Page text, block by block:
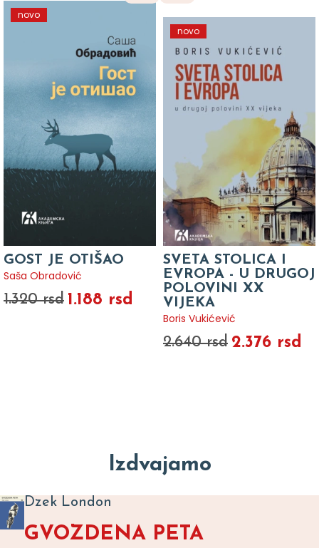
novo
GOST JE OTIŠAO
Saša Obradović
1.320 rsd 1.188 rsd
novo
SVETA STOLICA I
EVROPA - U DRUGOJ
POLOVINI XX
VIJEKA
Boris Vukićević
2.640 rsd 2.376 rsd
Izdvajamo
Dzek London
GVOZDENA PETA